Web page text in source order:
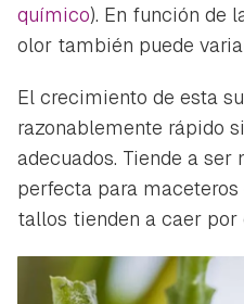
químico). En función de
olor también puede
El crecimiento de esta
razonablemente rápido
adecuados. Tiende a ser
perfecta para
tallos tienden a caer por